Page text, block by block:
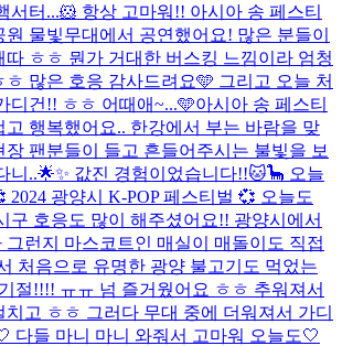
서터...🐹 항상 고마워!! 아시아 송 페스티
물빛무대에서 공연했어요! 많은 분들이
ㅎㅎ 뭔가 거대한 버스킹 느낌이라 엄청
많은 호응 감사드려요🩵 그리고 오늘 처
디건!! ㅎㅎ 어때애~...🩵아시아 송 페스티
고 행복했어요.. 한강에서 부는 바람을 맞
장 팬분들이 들고 흔들어주시는 불빛을 보
니..🌟✨ 값진 경험이었습니다!!🐱🦕 오늘
2024 광양시 K-POP 페스티벌 💞 오늘도
구 호응도 많이 해주셨어요!! 광양시에서
그런지 마스코트인 매실이 매돌이도 직접
처음으로 유명한 광양 불고기도 먹었는
절!!!! ㅠㅠ 넘 즐거웠어요 ㅎㅎ 추워져서
고 ㅎㅎ 그러다 무대 중에 더워져서 가디
다들 마니 마니 와줘서 고마워 오늘도🤍